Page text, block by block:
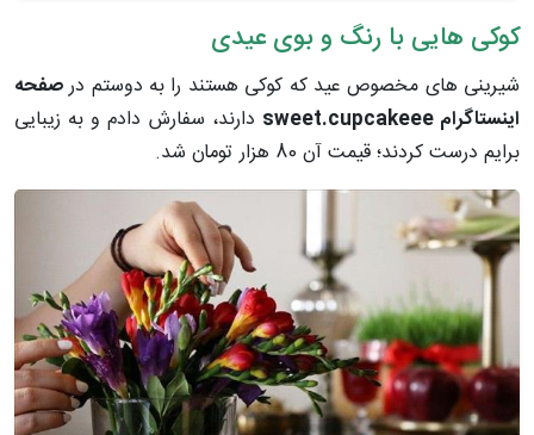
کوکی هایی با رنگ و بوی عیدی
شیرینی های مخصوص عید که کوکی هستند را به دوستم درصفحه
اینستاگرام sweet.cupcakeee
دارند، سفارش دادم و به زیبایی
برایم درست کردند؛ قیمت آن 80 هزار تومان شد
.